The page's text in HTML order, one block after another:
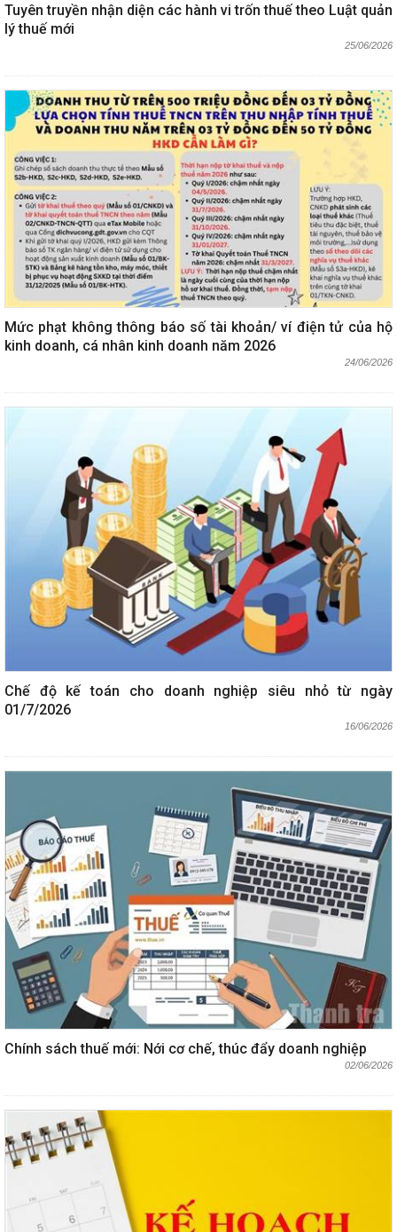
Tuyên truyền nhận diện các hành vi trốn thuế theo Luật quản
lý thuế mới
25/06/2026
Mức phạt không thông báo số tài khoản/ ví điện tử của hộ
kinh doanh, cá nhân kinh doanh năm 2026
24/06/2026
Chế độ kế toán cho doanh nghiệp siêu nhỏ từ ngày
01/7/2026
16/06/2026
Chính sách thuế mới: Nới cơ chế, thúc đẩy doanh nghiệp
02/06/2026